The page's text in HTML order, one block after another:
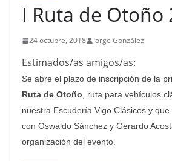
I Ruta de Otoño
24 octubre, 2018 Jorge González
Estimados/as amigos/as:
Se abre el plazo de inscripción de la
Ruta de Otoño , ruta para vehículos
nuestra Escudería Vigo Clásicos y
con Oswaldo Sánchez y Gerardo
organización del evento.